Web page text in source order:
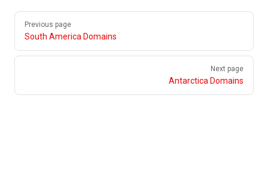
Pager
Previous page
South America Domains
Next page
Antarctica Domains